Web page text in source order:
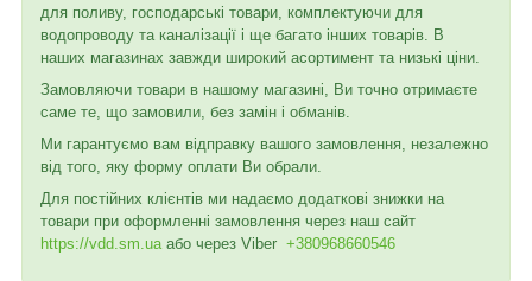
для поливу, господарські товари, комплектуючи для
водопроводу та каналізації і ще багато інших товарів. В
наших магазинах завжди широкий асортимент та низькі ціни.
Замовляючи товари в нашому магазині, Ви точно отримаєте
саме те, що замовили, без замін і обманів.
Ми гарантуємо вам відправку вашого замовлення, незалежно
від того, яку форму оплати Ви обрали.
Для постійних клієнтів ми надаємо додаткові знижки на
товари при оформленні замовлення через наш сайт
https://vdd.sm.ua або через Viber +380968660546